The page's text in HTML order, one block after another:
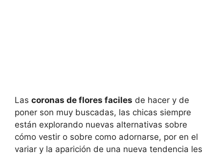
Las coronas de flores faciles de hacer y de
poner son muy buscadas, las chicas siempre
están explorando nuevas alternativas sobre
cómo vestir o sobre como adornarse, por en el
variar y la aparición de una nueva tendencia les